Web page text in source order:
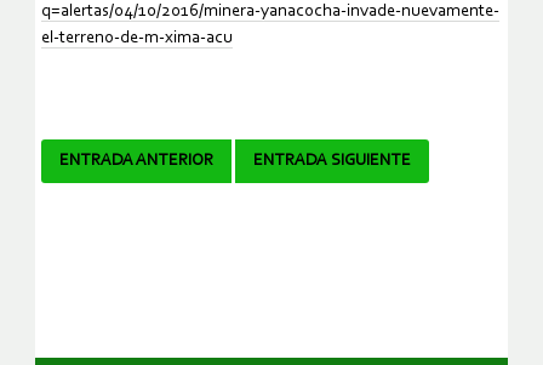
q=alertas/04/10/2016/minera-yanacocha-invade-nuevamente-
el-terreno-de-m-xima-acu
Navegador
ENTRADA ANTERIOR ENTRADA SIGUIENTE